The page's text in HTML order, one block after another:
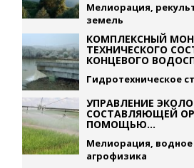
Мелиорация,
земель
КОМПЛЕКСНЫЙ
ТЕХНИЧЕСКОГО
КОНЦЕВОГО
Гидротехническое
УПРАВЛЕНИЕ
СОСТАВЛЯЮЩЕЙ
ПОМОЩЬЮ...
Мелиорация, водное
агрофизика